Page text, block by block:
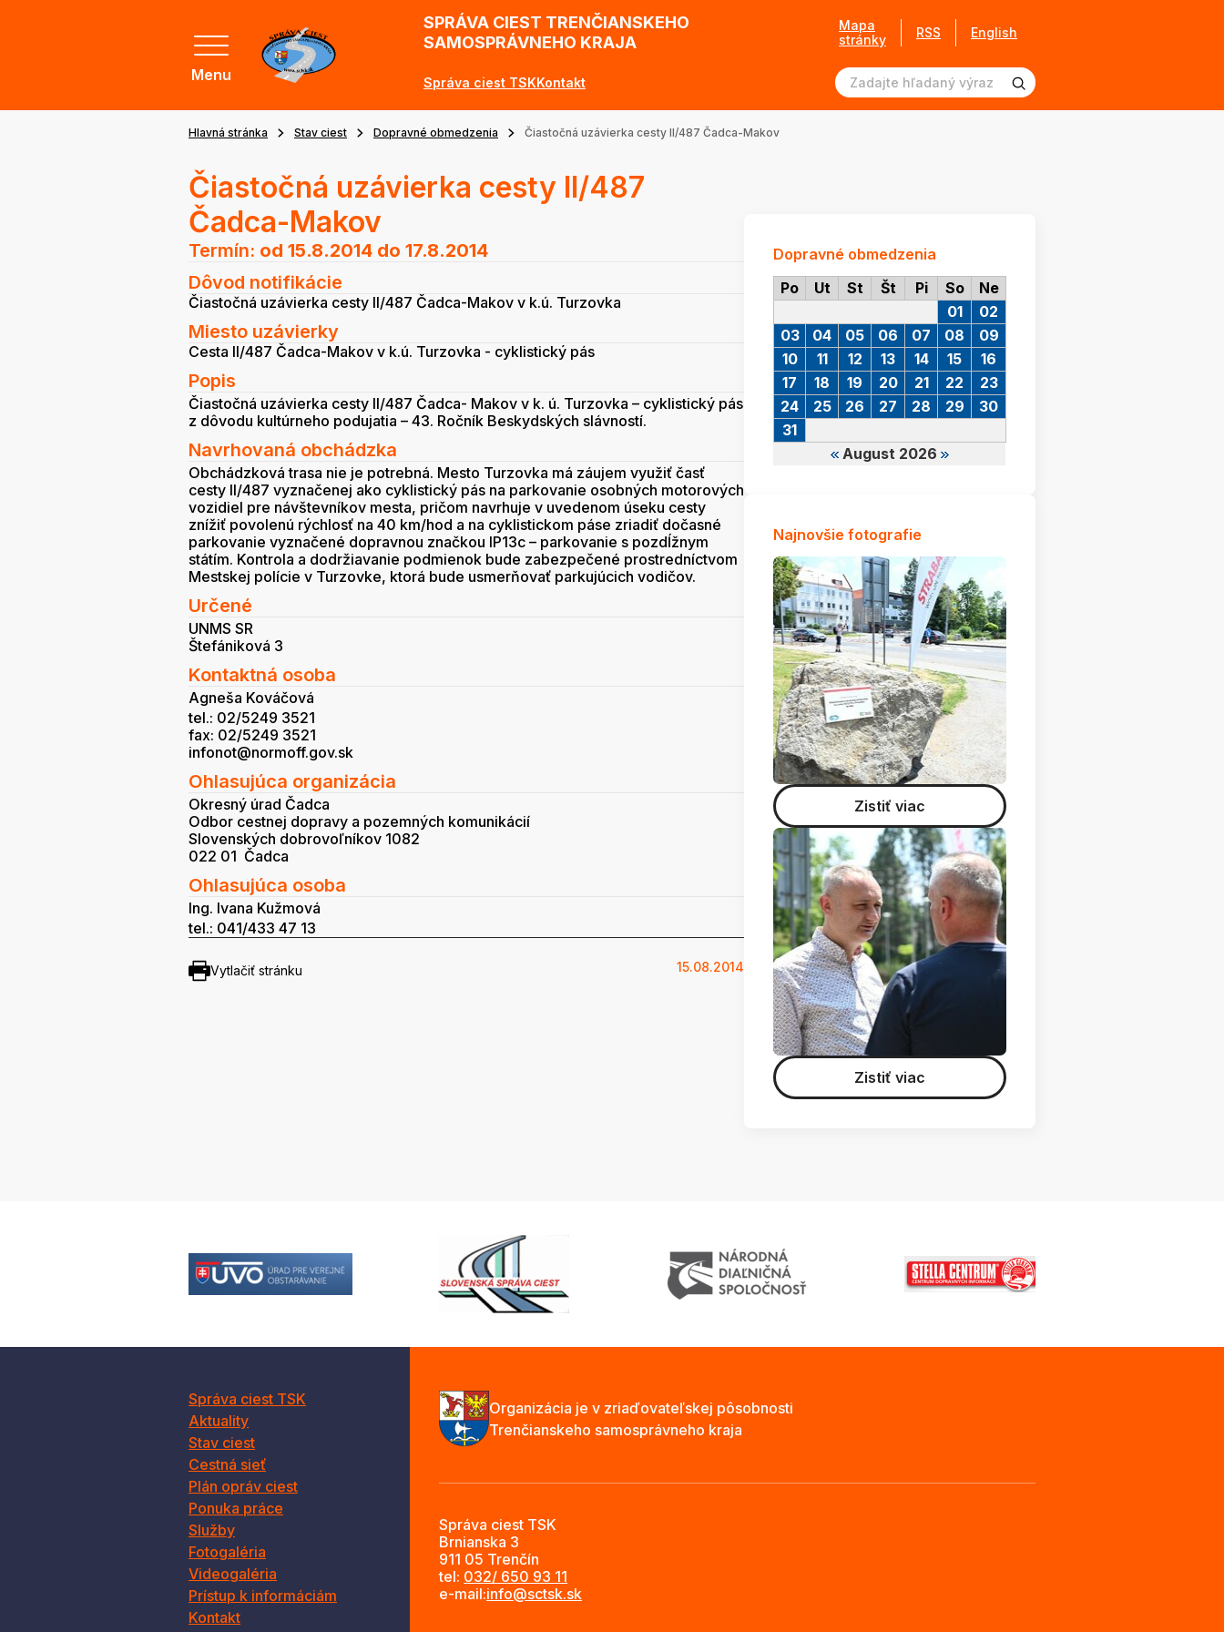
Menu
SPRÁVA CIEST TRENČIANSKEHO
SAMOSPRÁVNEHO KRAJA
Správa ciest TSKKontakt
Mapa
stránky
RSS English
Hlavná stránka Stav ciest Dopravné obmedzenia Čiastočná uzávierka cesty II/487 Čadca-Makov
Čiastočná uzávierka cesty II/487
Čadca-Makov
Termín: od 15.8.2014 do 17.8.2014
Dôvod notifikácie
Čiastočná uzávierka cesty II/487 Čadca-Makov v k.ú. Turzovka
Miesto uzávierky
Cesta II/487 Čadca-Makov v k.ú. Turzovka - cyklistický pás
Popis
Čiastočná uzávierka cesty II/487 Čadca- Makov v k. ú. Turzovka – cyklistický pás
z dôvodu kultúrneho podujatia – 43. Ročník Beskydských slávností.
Navrhovaná obchádzka
Obchádzková trasa nie je potrebná. Mesto Turzovka má záujem využiť časť
cesty II/487 vyznačenej ako cyklistický pás na parkovanie osobných motorových
vozidiel pre návštevníkov mesta, pričom navrhuje v uvedenom úseku cesty
znížiť povolenú rýchlosť na 40 km/hod a na cyklistickom páse zriadiť dočasné
parkovanie vyznačené dopravnou značkou IP13c – parkovanie s pozdĺžnym
státím. Kontrola a dodržiavanie podmienok bude zabezpečené prostredníctvom
Mestskej polície v Turzovke, ktorá bude usmerňovať parkujúcich vodičov.
Určené
UNMS SR
Štefániková 3
Kontaktná osoba
Agneša Kováčová
tel.: 02/5249 3521
fax: 02/5249 3521
infonot@normoff.gov.sk
Ohlasujúca organizácia
Okresný úrad Čadca
Odbor cestnej dopravy a pozemných komunikácií
Slovenských dobrovoľníkov 1082
022 01 Čadca
Ohlasujúca osoba
Ing. Ivana Kužmová
tel.: 041/433 47 13
Vytlačiť stránku 15.08.2014
Dopravné obmedzenia
Po
Ut St Št Pi So Ne
August 2026
01
02
03
04 05 06 07 08
09
10
11 12 13 14 15
16
17
18 19 20 21 22
23
24
25 26 27 28 29
30
31
Najnovšie fotografie
Zistiť viac
Zistiť viac
Správa ciest TSK
Aktuality
Stav ciest
Cestná sieť
Plán opráv ciest
Ponuka práce
Služby
Fotogaléria
Videogaléria
Prístup k informáciám
Kontakt
Organizácia je v zriaďovateľskej pôsobnosti
Trenčianskeho samosprávneho kraja
Správa ciest TSK
Brnianska 3
911 05 Trenčín
tel: 032/ 650 93 11
e-mail:info@sctsk.sk